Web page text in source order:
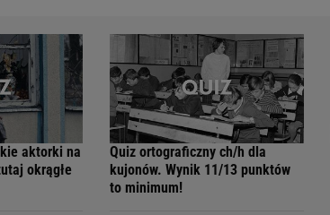
aktorki na
okrągłe
Quiz ortograficzny ch/h dla
kujonów. Wynik 11/13 punktów
to minimum!